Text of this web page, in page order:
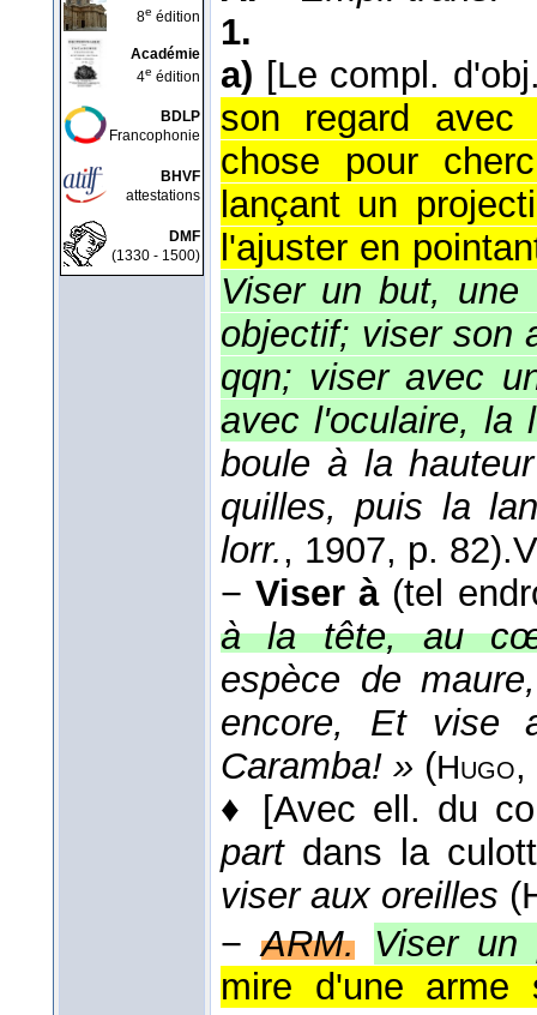
8e édition
Académie
4e édition
BDLP
Francophonie
BHVF
attestations
DMF
(1330 - 1500)
1.
a) [Le compl.
son regard avec
chose pour
lançant un
l'ajuster en
Viser un but, une
objectif; viser son
qqn; viser avec
avec l'oculaire, la
boule à la
quilles, puis la
lorr., 1907, p. 82).
−Viser à(tel
à la tête, au
espèce de
encore, Et vise
Caramba! » (Hugo,
♦
[Avec ell. du
partdans la
viser aux oreilles (
−ARM. Viser un
mire d'une